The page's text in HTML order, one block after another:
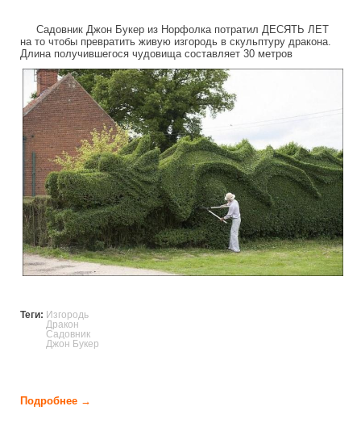
Садовник Джон Букер из Норфолка потратил ДЕСЯТЬ ЛЕТ
на то чтобы превратить живую изгородь в скульптуру дракона.
Длина получившегося чудовища составляет 30 метров
hedge_in_the_form_of_a_dragon.jpg
Теги: Изгородь
Дракон
Садовник
Джон Букер
Подробнее →